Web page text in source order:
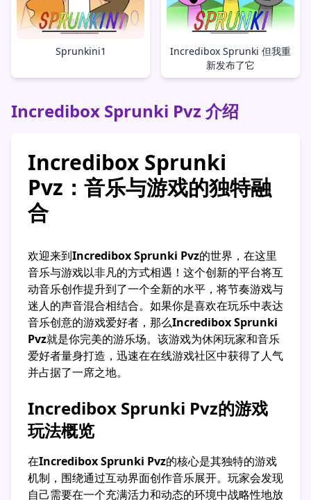
Sprunkini1
Incredibox Sprunki 但我重
新发布了它
Incredibox Sprunki Pvz 介绍
Incredibox Sprunki
Pvz：音乐与游戏的独特融
合
欢迎来到Incredibox Sprunki Pvz的世界，在这里
音乐与游戏以非凡的方式相遇！这个创新的平台将互
动音乐创作提升到了一个全新的水平，将节奏游戏与
迷人的声音混合相结合。如果你是喜欢在玩乐中表达
音乐创意的游戏爱好者，那么Incredibox Sprunki
Pvz就是你完美的游乐场。该游戏为休闲玩家和音乐
爱好者量身打造，迅速在在线游戏社区中获得了人气
并占据了一席之地。
Incredibox Sprunki Pvz的游戏
玩法概览
在Incredibox Sprunki Pvz的核心是其独特的游戏
机制，围绕通过互动界面创作音乐展开。玩家会发现
自己需要在一个充满活力和动态的环境中战略性地放